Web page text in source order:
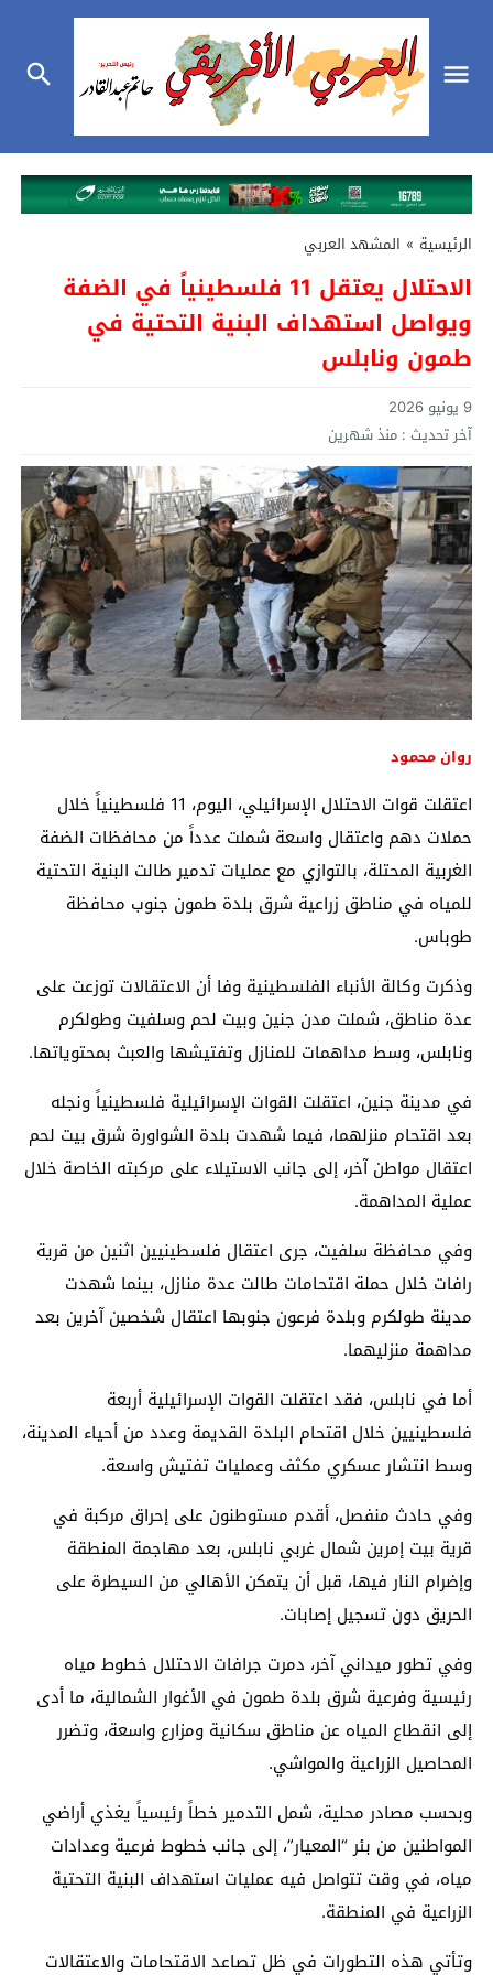
الرئيسية » المشهد العربي
الاحتلال يعتقل 11 فلسطينياً في الضفة
ويواصل استهداف البنية التحتية في
طمون ونابلس
9 يونيو 2026
آخر تحديث : منذ شهرين
روان محمود
اعتقلت قوات الاحتلال الإسرائيلي، اليوم، 11 فلسطينياً خلال
حملات دهم واعتقال واسعة شملت عدداً من محافظات الضفة
الغربية المحتلة، بالتوازي مع عمليات تدمير طالت البنية التحتية
للمياه في مناطق زراعية شرق بلدة طمون جنوب محافظة
طوباس.
وذكرت وكالة الأنباء الفلسطينية وفا أن الاعتقالات توزعت على
عدة مناطق، شملت مدن جنين وبيت لحم وسلفيت وطولكرم
ونابلس، وسط مداهمات للمنازل وتفتيشها والعبث بمحتوياتها.
في مدينة جنين، اعتقلت القوات الإسرائيلية فلسطينياً ونجله
بعد اقتحام منزلهما، فيما شهدت بلدة الشواورة شرق بيت لحم
اعتقال مواطن آخر، إلى جانب الاستيلاء على مركبته الخاصة خلال
عملية المداهمة.
وفي محافظة سلفيت، جرى اعتقال فلسطينيين اثنين من قرية
رافات خلال حملة اقتحامات طالت عدة منازل، بينما شهدت
مدينة طولكرم وبلدة فرعون جنوبها اعتقال شخصين آخرين بعد
مداهمة منزليهما.
أما في نابلس، فقد اعتقلت القوات الإسرائيلية أربعة
فلسطينيين خلال اقتحام البلدة القديمة وعدد من أحياء المدينة،
وسط انتشار عسكري مكثف وعمليات تفتيش واسعة.
وفي حادث منفصل، أقدم مستوطنون على إحراق مركبة في
قرية بيت إمرين شمال غربي نابلس، بعد مهاجمة المنطقة
وإضرام النار فيها، قبل أن يتمكن الأهالي من السيطرة على
الحريق دون تسجيل إصابات.
وفي تطور ميداني آخر، دمرت جرافات الاحتلال خطوط مياه
رئيسية وفرعية شرق بلدة طمون في الأغوار الشمالية، ما أدى
إلى انقطاع المياه عن مناطق سكانية ومزارع واسعة، وتضرر
المحاصيل الزراعية والمواشي.
وبحسب مصادر محلية، شمل التدمير خطاً رئيسياً يغذي أراضي
المواطنين من بئر “المعيار”، إلى جانب خطوط فرعية وعدادات
مياه، في وقت تتواصل فيه عمليات استهداف البنية التحتية
الزراعية في المنطقة.
وتأتي هذه التطورات في ظل تصاعد الاقتحامات والاعتقالات